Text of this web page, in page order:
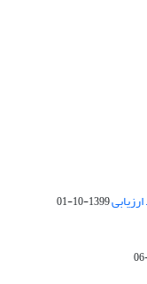
1399-10-01